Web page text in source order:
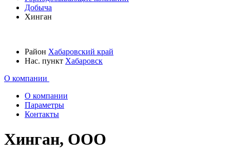
Добыча
Хинган
Район Хабаровский край
Нас. пункт Хабаровск
О компании
О компании
Параметры
Контакты
Хинган, ООО